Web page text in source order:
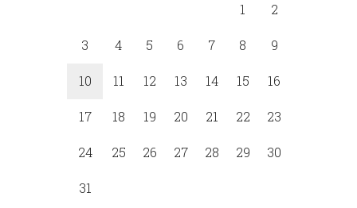
1 2
3 4 5 6 7 8 9
10 11 12 13 14 15 16
17 18 19 20 21 22 23
24 25 26 27 28 29 30
31